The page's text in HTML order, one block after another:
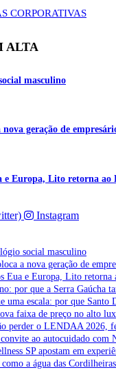
CORPORATIVAS
ALTA
masculino
geração de
e Europa, Lito retorna ao
Instagram
social masculino
a nova geração de
Eua e Europa, Lito retorna
por que a Serra Gaúcha
uma escala: por que Santo
faixa de preço no alto
perder o LENDAA 2026,
ao autocuidado
SP apostam em
a água das